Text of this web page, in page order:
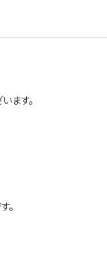
ます。
。